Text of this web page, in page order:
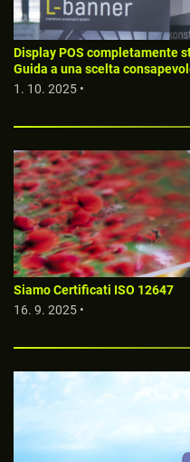
Display POS completamente
Guida a una scelta
1. 10. 2025 •
Siamo Certificati ISO 12647
16. 9. 2025 •